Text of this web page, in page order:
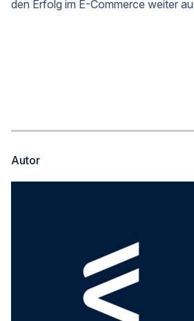
den Erfolg im E-Commerce weiter
Autor